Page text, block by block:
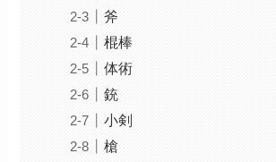
斧
棍棒
体術
銃
小剣
槍